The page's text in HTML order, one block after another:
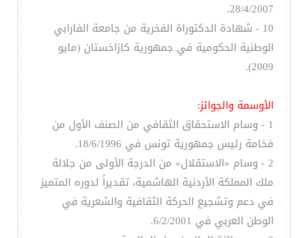
28/4/2007.
10 - شهادة الدكتوراة الفخرية من جامعة الفارابي
الوطنية الحكومية في جمهورية كازاخستان (مايو
2009).
الأوسمة والجوائز:
1 - وسام الاستحقاق الثقافي من الصنف الأول من
فخامة رئيس جمهورية تونس في 18/6/1996.
2 - وسام «الاستقلال» من الدرجة الأولى من جلالة
ملك المملكة الأردنية الهاشمية، تقديراً لدوره المتميز
في دعم وتشجيع الحركة الثقافية والشعرية في
الوطن العربي في 6/2/2001.